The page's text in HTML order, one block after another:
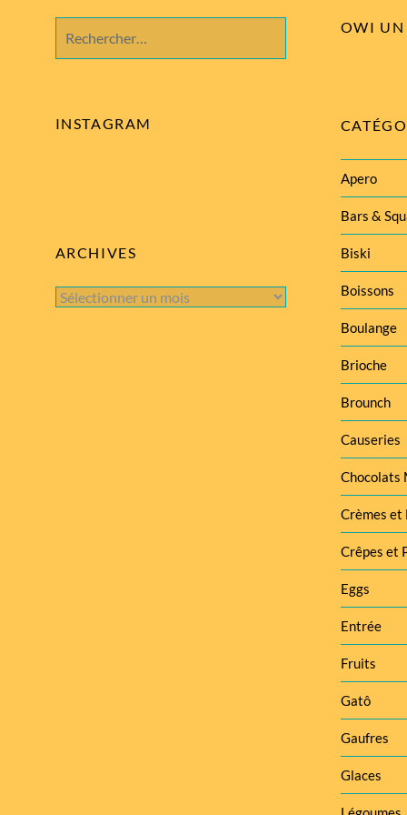
OWI UN
INSTAGRAM
Apero
Bars &
Biski
Boissons
Boulange
Brioche
Brounch
Causeries
Chocolats
Crèmes et
Crêpes et
Eggs
Entrée
Fruits
Gatô
Gaufres
Glaces
ARCHIVES
Archives